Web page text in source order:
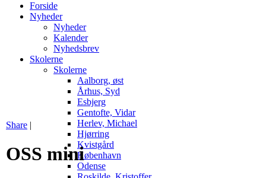
Forside
Nyheder
Nyheder
Kalender
Nyhedsbrev
Skolerne
Skolerne
Aalborg, øst
Århus, Syd
Esbjerg
Gentofte, Vidar
Herlev, Michael
Hjørring
Kvistgård
København
Odense
Share |
OSS mini